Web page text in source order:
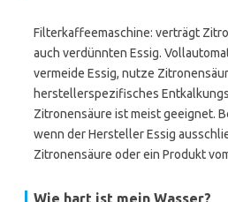
Filterkaffeemaschine: verträgt
auch verdünnten Essig.
vermeide Essig, nutze
herstellerspezifisches
Zitronensäure ist meist geeignet.
wenn der Hersteller Essig
Zitronensäure oder ein Produkt
Wie hart ist mein Wasser?